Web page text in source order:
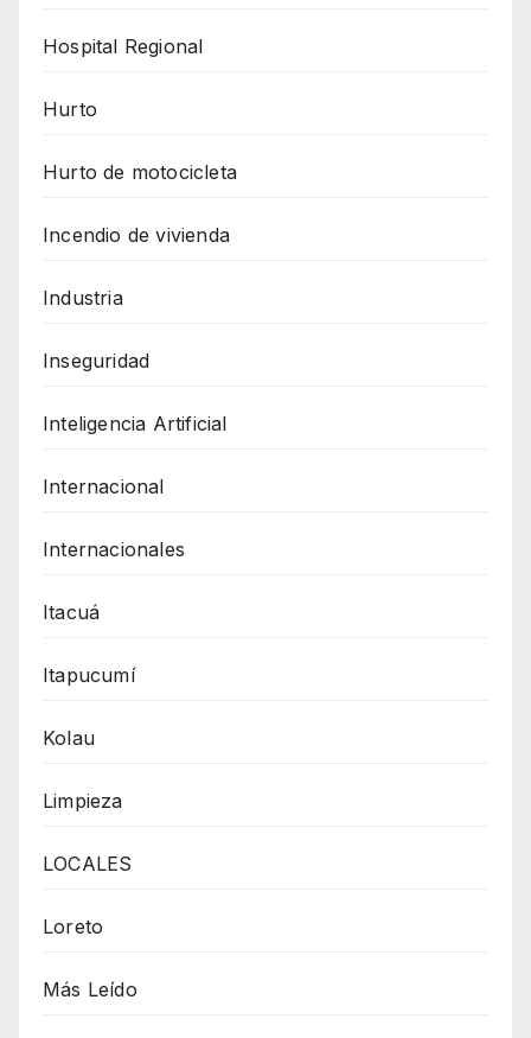
Hospital Regional
Hurto
Hurto de motocicleta
Incendio de vivienda
Industria
Inseguridad
Inteligencia Artificial
Internacional
Internacionales
Itacuá
Itapucumí
Kolau
Limpieza
LOCALES
Loreto
Más Leído